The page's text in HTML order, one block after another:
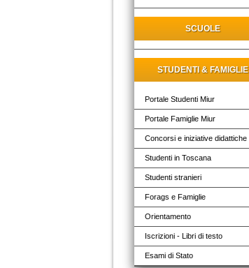
SCUOLE
STUDENTI & FAMIGLIE
Portale Studenti Miur
Portale Famiglie Miur
Concorsi e iniziative didattiche
Studenti in Toscana
Studenti stranieri
Forags e Famiglie
Orientamento
Iscrizioni - Libri di testo
Esami di Stato